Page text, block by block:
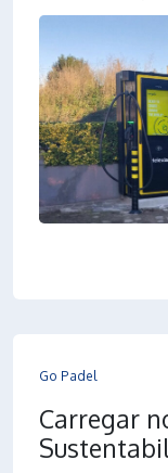
Go Padel
Carregar